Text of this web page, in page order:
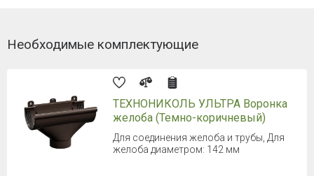
Необходимые комплектующие
ТЕХНОНИКОЛЬ УЛЬТРА Воронка
желоба (Темно-коричневый)
Для соединения желоба и трубы, Для
желоба диаметром: 142 мм